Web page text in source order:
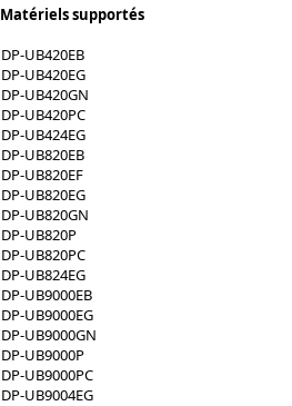
Matériels supportés
DP-UB420EB
DP-UB420EG
DP-UB420GN
DP-UB420PC
DP-UB424EG
DP-UB820EB
DP-UB820EF
DP-UB820EG
DP-UB820GN
DP-UB820P
DP-UB820PC
DP-UB824EG
DP-UB9000EB
DP-UB9000EG
DP-UB9000GN
DP-UB9000P
DP-UB9000PC
DP-UB9004EG